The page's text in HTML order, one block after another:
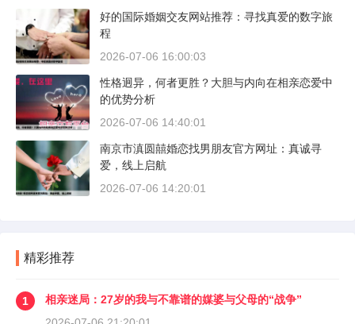
好的国际婚姻交友网站推荐：寻找真爱的数字旅
程
2026-07-06 16:00:03
性格迥异，何者更胜？大胆与内向在相亲恋爱中
的优势分析
2026-07-06 14:40:01
南京市滇圆囍婚恋找男朋友官方网址：真诚寻
爱，线上启航
2026-07-06 14:20:01
精彩推荐
1
相亲迷局：27岁的我与不靠谱的媒婆与父母的“战争”